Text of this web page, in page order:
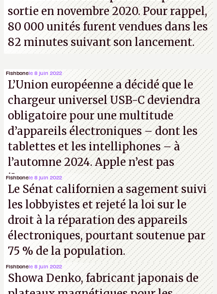
sortie en novembre 2020. Pour rappel,
80 000 unités furent vendues dans les
82 minutes suivant son lancement.
Fishbonele 8 juin 2022
L’Union européenne a décidé que le
chargeur universel USB-C deviendra
obligatoire pour une multitude
d’appareils électroniques – dont les
tablettes et les intelliphones – à
l’automne 2024. Apple n’est pas
iJouasse.
Fishbonele 8 juin 2022
Le Sénat californien a sagement suivi
les lobbyistes et rejeté la loi sur le
droit à la réparation des appareils
électroniques, pourtant soutenue par
75 % de la population.
Fishbonele 8 juin 2022
Showa Denko, fabricant japonais de